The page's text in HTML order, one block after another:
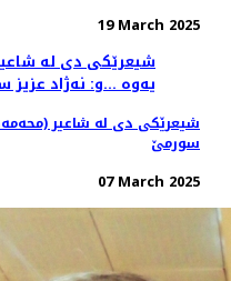
19 March 2025
شیعرێكی دی له ‌شاعیر
سورمێ
07 March 2025